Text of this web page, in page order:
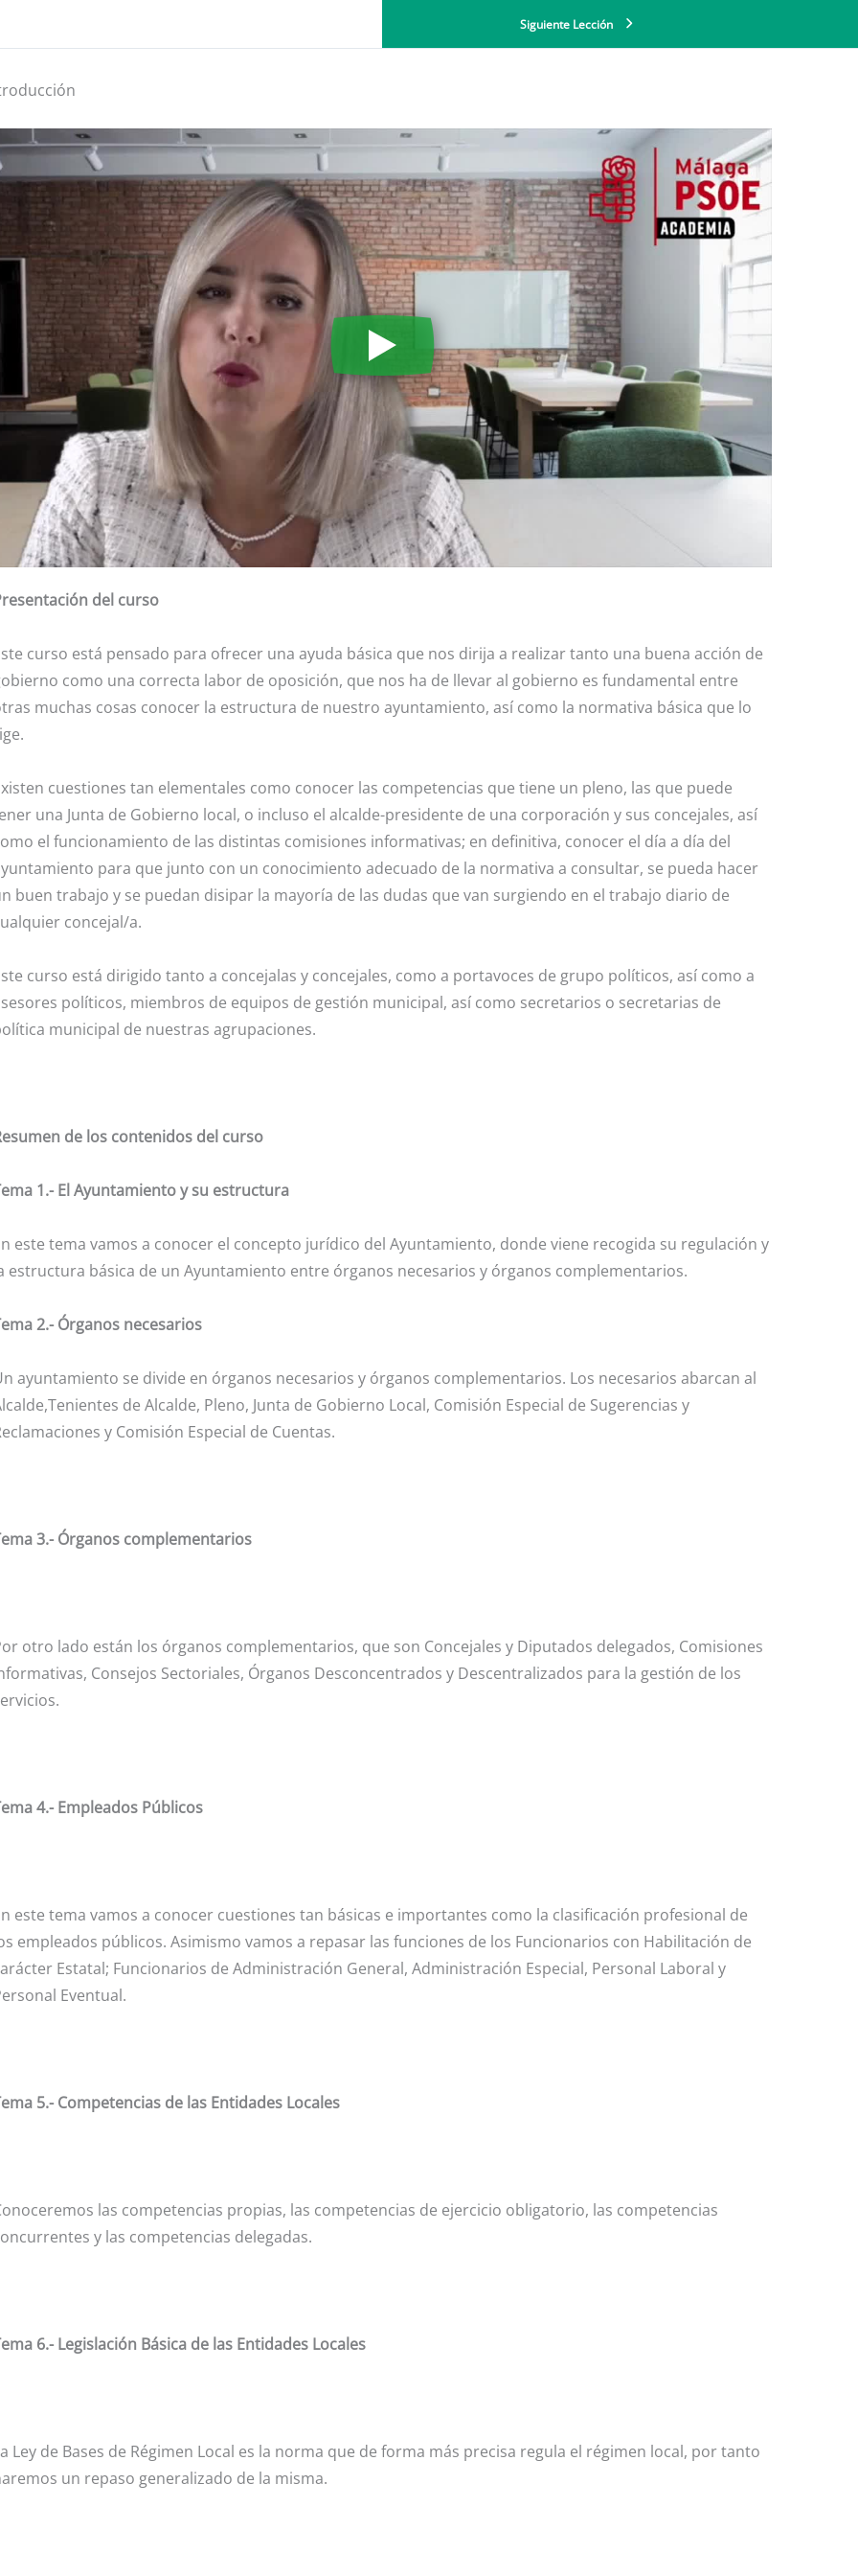
Siguiente Lección
del curso
curso está pensado para ofrecer una ayuda básica que nos dirija a realizar tanto una buena acción de
como una correcta labor de oposición, que nos ha de llevar al gobierno es fundamental entre
muchas cosas conocer la estructura de nuestro ayuntamiento, así como la normativa básica que lo
cuestiones tan elementales como conocer las competencias que tiene un pleno, las que puede
una Junta de Gobierno local, o incluso el alcalde-presidente de una corporación y sus concejales, así
el funcionamiento de las distintas comisiones informativas; en definitiva, conocer el día a día del
para que junto con un conocimiento adecuado de la normativa a consultar, se pueda hacer
buen trabajo y se puedan disipar la mayoría de las dudas que van surgiendo en el trabajo diario de
concejal/a.
curso está dirigido tanto a concejalas y concejales, como a portavoces de grupo políticos, así como a
políticos, miembros de equipos de gestión municipal, así como secretarios o secretarias de
municipal de nuestras agrupaciones.
de los contenidos del curso
1.- El Ayuntamiento y su estructura
este tema vamos a conocer el concepto jurídico del Ayuntamiento, donde viene recogida su regulación y
estructura básica de un Ayuntamiento entre órganos necesarios y órganos complementarios.
2.- Órganos necesarios
ayuntamiento se divide en órganos necesarios y órganos complementarios. Los necesarios abarcan al
de Alcalde, Pleno, Junta de Gobierno Local, Comisión Especial de Sugerencias y
y Comisión Especial de Cuentas.
3.- Órganos complementarios
otro lado están los órganos complementarios, que son Concejales y Diputados delegados, Comisiones
Consejos Sectoriales, Órganos Desconcentrados y Descentralizados para la gestión de los
4.- Empleados Públicos
este tema vamos a conocer cuestiones tan básicas e importantes como la clasificación profesional de
empleados públicos. Asimismo vamos a repasar las funciones de los Funcionarios con Habilitación de
Estatal; Funcionarios de Administración General, Administración Especial, Personal Laboral y
Eventual.
5.- Competencias de las Entidades Locales
las competencias propias, las competencias de ejercicio obligatorio, las competencias
y las competencias delegadas.
6.- Legislación Básica de las Entidades Locales
Ley de Bases de Régimen Local es la norma que de forma más precisa regula el régimen local, por tanto
un repaso generalizado de la misma.